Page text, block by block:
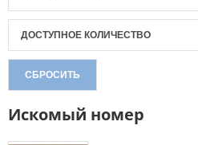
ДОСТУПНОЕ КОЛИЧЕСТВО
СБРОСИТЬ
Искомый номер